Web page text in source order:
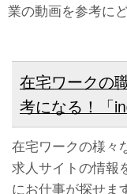
業の動画を参考にど
在宅ワークの
考になる！「
在宅ワークの様々
求人サイトの情報
にお仕事が探せま